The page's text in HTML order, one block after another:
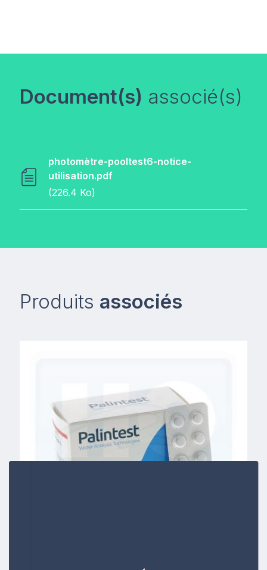
Document(s) associé(s)
photomètre-pooltest6-notice-
utilisation.pdf
(226.4 Ko)
Produits associés